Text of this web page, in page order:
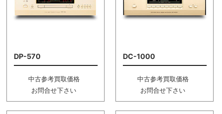
DP-570
中古参考買取価格
お問合せ下さい
DC-1000
中古参考買取価格
お問合せ下さい